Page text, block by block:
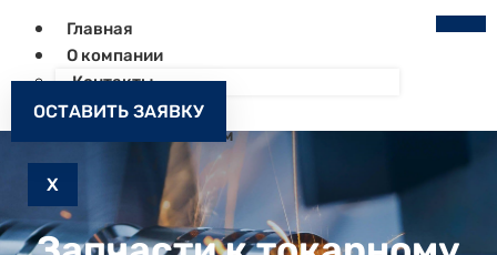
Главная
О компании
Контакты
Как заказать
Запчасти к станкам
X
ОСТАВИТЬ ЗАЯВКУ